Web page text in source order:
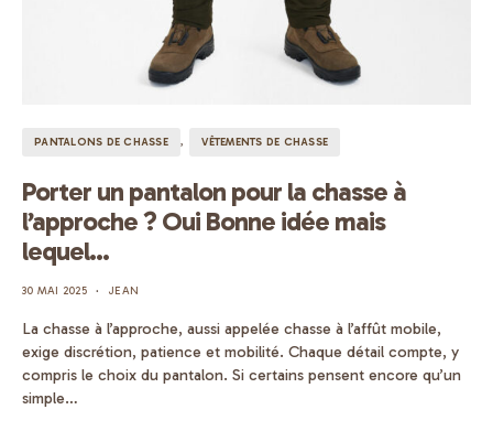
PANTALONS DE CHASSE VÊTEMENTS DE CHASSE
Porter un pantalon pour la chasse à
l’approche ? Oui Bonne idée mais
lequel…
30 MAI 2025 JEAN
La chasse à l’approche, aussi appelée chasse à l’affût mobile,
exige discrétion, patience et mobilité. Chaque détail compte, y
compris le choix du pantalon. Si certains pensent encore qu’un
simple…